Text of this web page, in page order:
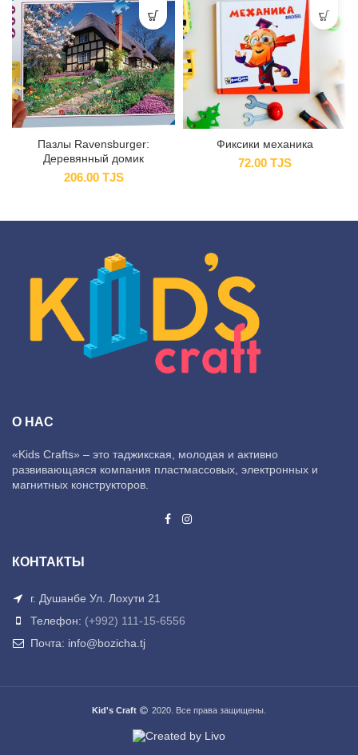
Пазлы Ravensburger:
Деревянный домик
206.00 TJS
Фиксики механика
72.00 TJS
О НАС
«Kids Crafts» – это таджикская, молодая и активно
развивающаяся компания пластмассовых, электронных и
магнитных конструкторов.
КОНТАКТЫ
г. Душанбе Ул. Лохути 21
Телефон: (+992) 111-15-6556
Почта: info@bozicha.tj
Kid's Craft 2020. Все права защищены.